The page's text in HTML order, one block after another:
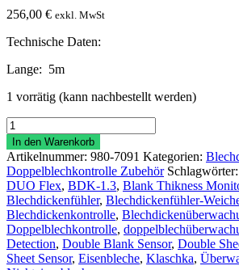
256,00 € exkl. MwSt
Technische Daten:
Lange: 5m
1 vorrätig (kann nachbestellt werden)
Verbindugsleitung
BDK
Fühler
VLG9/2+4PS
Menge
In den Warenkorb
Artikelnummer: 980-7091 Kategorien:
Doppelblechkontrolle Zubehör Schlagwörter:
DUO Flex, BDK-1.3, Blank Thikness
Blechdickenfühler, Blechdickenfühler-
Blechdickenkontrolle,
Doppelblechkontrolle,
Detection, Double Blank Sensor, Double
Sheet Sensor, Eisenbleche, Klaschka,